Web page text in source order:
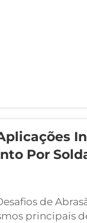
Por
de
principais